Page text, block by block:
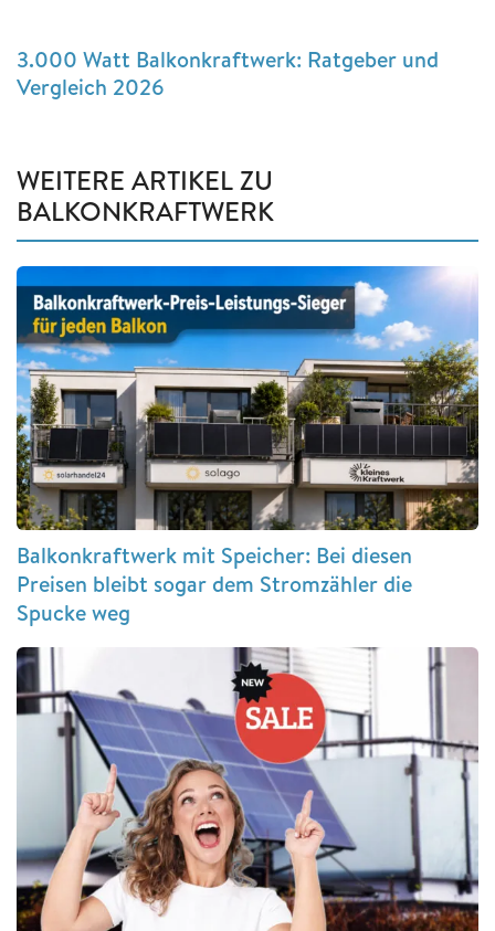
3.000 Watt Balkonkraftwerk: Ratgeber und
Vergleich 2026
WEITERE ARTIKEL ZU
BALKONKRAFTWERK
Balkonkraftwerk mit Speicher: Bei diesen
Preisen bleibt sogar dem Stromzähler die
Spucke weg